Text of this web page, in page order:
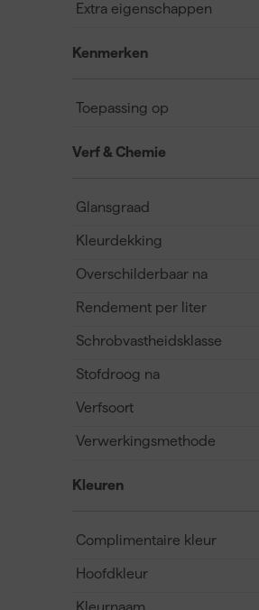
Extra eigenschappen
Kenmerken
Toepassing op
Verf & Chemie
Glansgraad
Kleurdekking
Overschilderbaar na
Rendement per liter
Schrobvastheidsklasse
Stofdroog na
Verfsoort
Verwerkingsmethode
Kleuren
Complimentaire kleur
Hoofdkleur
Kleurnaam